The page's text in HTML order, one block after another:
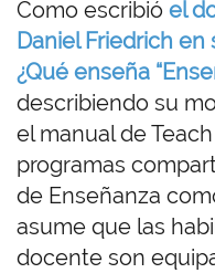
Como escribió el
Daniel Friedrich
¿Qué enseña
describiendo su
el manual de
programas
de Enseñanza
asume que las
docente son